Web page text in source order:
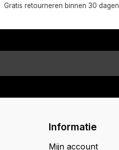
Gratis retourneren binnen 30 dagen
Informatie
Mijn account